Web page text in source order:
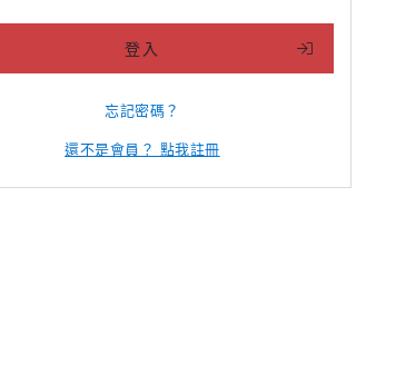
登入
忘記密碼？
還不是會員？ 點我註冊